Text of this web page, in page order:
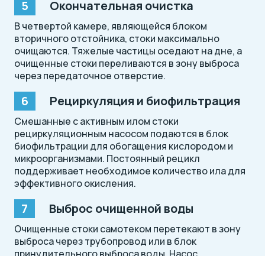
Окончательная очистка
В четвертой камере, являющейся блоком
вторичного отстойника, стоки максимально
очищаются. Тяжелые частицы оседают на дне, а
очищенные стоки переливаются в зону выброса
через передаточное отверстие.
Рециркуляция и биофильтрация
Смешанные с активным илом стоки
рециркуляционным насосом подаются в блок
биофильтрации для обогащения кислородом и
микроорганизмами. Постоянный рецикл
поддерживает необходимое количество ила для
эффективного окисления.
Выброс очищенной воды
Очищенные стоки самотеком перетекают в зону
выброса через трубопровод или в блок